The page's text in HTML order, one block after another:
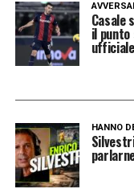
Casale
il punto
ufficiale
HANNO